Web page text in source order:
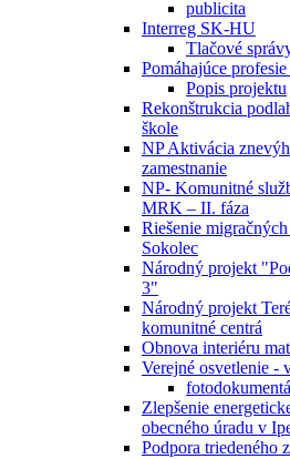
publicita
Interreg SK-HU
Tlačové
Pomáhajúce
Popis projektu
Rekonštrukcia
škole
NP Aktivácia
zamestnanie
NP- Komunitné
MRK – II. fáza
Riešenie
Sokolec
Národný projekt
3"
Národný projekt
komunitné centrá
Obnova interiéru
Verejné osvetlenie -
Zlepšenie
obecného úradu v
Podpora triedeného